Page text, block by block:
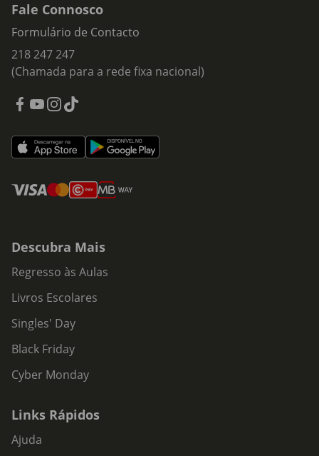
Fale Connosco
Formulário de Contacto
218 247 247
(Chamada para a rede fixa nacional)
Descubra Mais
Regresso às Aulas
Livros Escolares
Singles' Day
Black Friday
Cyber Monday
Links Rápidos
Ajuda